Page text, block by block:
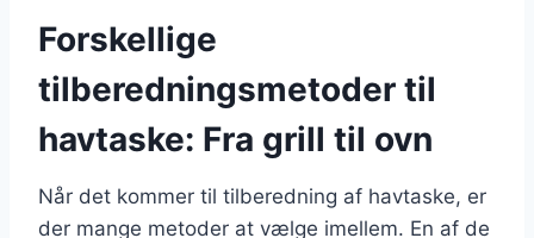
Forskellige
tilberedningsmetoder til
havtaske: Fra grill til ovn
Når det kommer til tilberedning af havtaske, er
der mange metoder at vælge imellem. En af de